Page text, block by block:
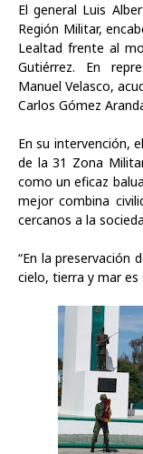
El general Luis
Región Militar,
Lealtad frente al
Gutiérrez. En
Manuel Velasco,
Carlos Gómez
En su intervención,
de la 31 Zona
como un eficaz
mejor combina
cercanos a la
“En la preservación
cielo, tierra y mar es